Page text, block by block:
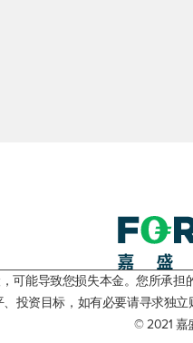
可能导致您损失本金。您所承
投资目标，如有必要请寻求独
© 2021 嘉